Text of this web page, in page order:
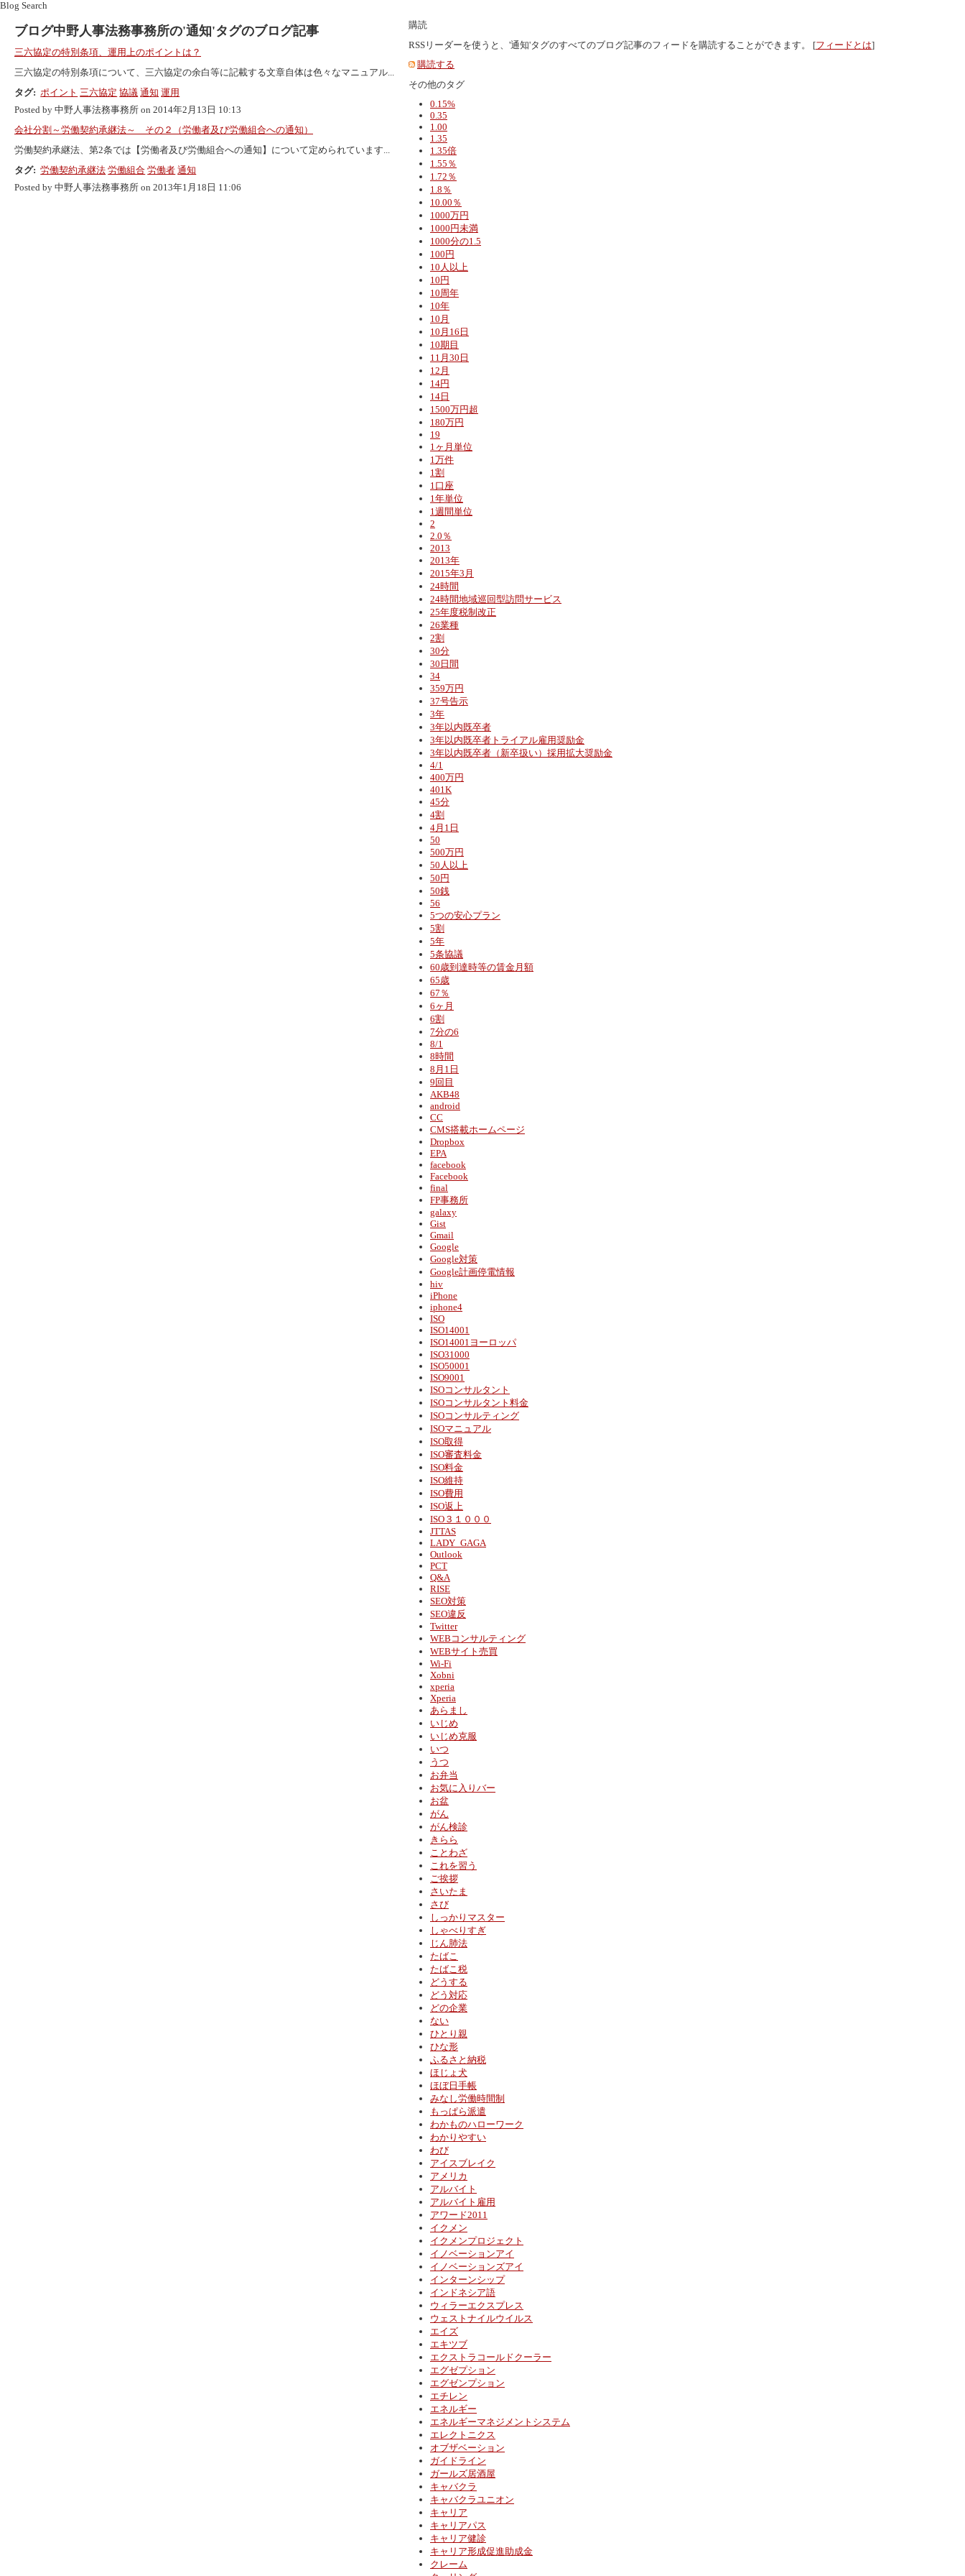
Blog Search
ブログ中野人事法務事務所の'通知'タグのブログ記事
三六協定の特別条項、運用上のポイントは？
三六協定の特別条項について、三六協定の余白等に記載する文章自体は色々なマニュアル...
タグ: ポイント 三六協定 協議 通知 運用
Posted by 中野人事法務事務所 on 2014年2月13日 10:13
会社分割～労働契約承継法～ その２（労働者及び労働組合への通知）
労働契約承継法、第2条では【労働者及び労働組合への通知】について定められています...
タグ: 労働契約承継法 労働組合 労働者 通知
Posted by 中野人事法務事務所 on 2013年1月18日 11:06
購読
RSSリーダーを使うと、'通知'タグのすべてのブログ記事のフィードを購読することができます。 [フィードとは]
購読する
その他のタグ
0.15%
0.35
1.00
1.35
1.35倍
1.55％
1.72％
1.8％
10.00％
1000万円
1000円未満
1000分の1.5
100円
10人以上
10円
10周年
10年
10月
10月16日
10期目
11月30日
12月
14円
14日
1500万円超
180万円
19
1ヶ月単位
1万件
1割
1口座
1年単位
1週間単位
2
2.0％
2013
2013年
2015年3月
24時間
24時間地域巡回型訪問サービス
25年度税制改正
26業種
2割
30分
30日間
34
359万円
37号告示
3年
3年以内既卒者
3年以内既卒者トライアル雇用奨励金
3年以内既卒者（新卒扱い）採用拡大奨励金
4/1
400万円
401K
45分
4割
4月1日
50
500万円
50人以上
50円
50銭
56
5つの安心プラン
5割
5年
5条協議
60歳到達時等の賃金月額
65歳
67％
6ヶ月
6割
7分の6
8/1
8時間
8月1日
9回目
AKB48
android
CC
CMS搭載ホームページ
Dropbox
EPA
facebook
Facebook
final
FP事務所
galaxy
Gist
Gmail
Google
Google対策
Google計画停電情報
hiv
iPhone
iphone4
ISO
ISO14001
ISO14001ヨーロッパ
ISO31000
ISO50001
ISO9001
ISOコンサルタント
ISOコンサルタント料金
ISOコンサルティング
ISOマニュアル
ISO取得
ISO審査料金
ISO料金
ISO維持
ISO費用
ISO返上
ISO３１０００
JTTAS
LADY_GAGA
Outlook
PCT
Q&A
RISE
SEO対策
SEO違反
Twitter
WEBコンサルティング
WEBサイト売買
Wi-Fi
Xobni
xperia
Xperia
あらまし
いじめ
いじめ克服
いつ
うつ
お弁当
お気に入りバー
お盆
がん
がん検診
きらら
ことわざ
これを習う
ご挨拶
さいたま
さび
しっかりマスター
しゃべりすぎ
じん肺法
たばこ
たばこ税
どうする
どう対応
どの企業
ない
ひとり親
ひな形
ふるさと納税
ほじょ犬
ほぼ日手帳
みなし労働時間制
もっぱら派遣
わかものハローワーク
わかりやすい
わび
アイスブレイク
アメリカ
アルバイト
アルバイト雇用
アワード2011
イクメン
イクメンプロジェクト
イノベーションアイ
イノベーションズアイ
インターンシップ
インドネシア語
ウィラーエクスプレス
ウェストナイルウイルス
エイズ
エキツブ
エクストラコールドクーラー
エグゼプション
エグゼンプション
エチレン
エネルギー
エネルギーマネジメントシステム
エレクトニクス
オブザベーション
ガイドライン
ガールズ居酒屋
キャバクラ
キャバクラユニオン
キャリア
キャリアパス
キャリア健診
キャリア形成促進助成金
クレーム